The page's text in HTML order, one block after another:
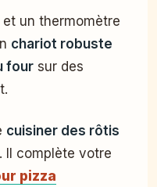
un thermomètre
chariot robuste
four sur des
cuisiner des rôtis
. Il complète votre
pizza